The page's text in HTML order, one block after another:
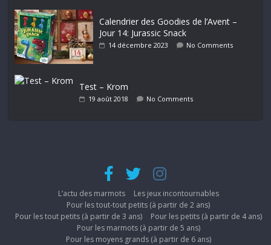
Calendrier des Goodies de l’Avent –
Jour 14: Jurassic Snack
14 décembre 2023 No Comments
Test – Krom
19 août 2018 No Comments
L’actu des marmots
Les jeux incontournables
Pour les tout-tout petits (à partir de 2 ans)
Pour les tout petits (à partir de 3 ans)
Pour les petits (à partir de 4 ans)
Pour les marmots (à partir de 5 ans)
Pour les moyens grands (à partir de 6 ans)